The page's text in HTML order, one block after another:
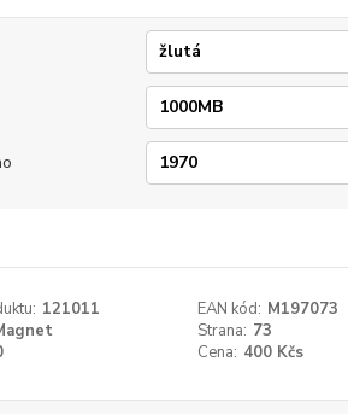
121011 EAN kód: M197073
Strana: 73
Cena: 400 Kčs